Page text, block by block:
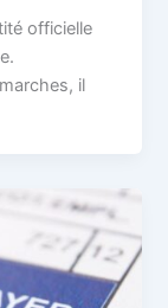
officielle
il